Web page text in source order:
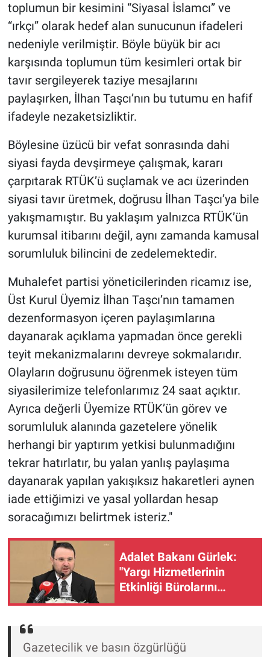
toplumun bir kesimini “Siyasal İslamcı” ve
“ırkçı” olarak hedef alan sunucunun ifadeleri
nedeniyle verilmiştir. Böyle büyük bir acı
karşısında toplumun tüm kesimleri ortak bir
tavır sergileyerek taziye mesajlarını
paylaşırken, İlhan Taşcı’nın bu tutumu en hafif
ifadeyle nezaketsizliktir.
Böylesine üzücü bir vefat sonrasında dahi
siyasi fayda devşirmeye çalışmak, kararı
çarpıtarak RTÜK’ü suçlamak ve acı üzerinden
siyasi tavır üretmek, doğrusu İlhan Taşcı’ya bile
yakışmamıştır. Bu yaklaşım yalnızca RTÜK’ün
kurumsal itibarını değil, aynı zamanda kamusal
sorumluluk bilincini de zedelemektedir.
Muhalefet partisi yöneticilerinden ricamız ise,
Üst Kurul Üyemiz İlhan Taşcı’nın tamamen
dezenformasyon içeren paylaşımlarına
dayanarak açıklama yapmadan önce gerekli
teyit mekanizmalarını devreye sokmalarıdır.
Olayların doğrusunu öğrenmek isteyen tüm
siyasilerimize telefonlarımız 24 saat açıktır.
Ayrıca değerli Üyemize RTÜK’ün görev ve
sorumluluk alanında gazetelere yönelik
herhangi bir yaptırım yetkisi bulunmadığını
tekrar hatırlatır, bu yalan yanlış paylaşıma
dayanarak yapılan yakışıksız hakaretleri aynen
iade ettiğimizi ve yasal yollardan hesap
soracağımızı belirtmek isteriz."
Adalet Bakanı Gürlek:
"Yargı Hizmetlerinin
Etkinliği Bürolarını
Gazetecilik ve basın özgürlüğü